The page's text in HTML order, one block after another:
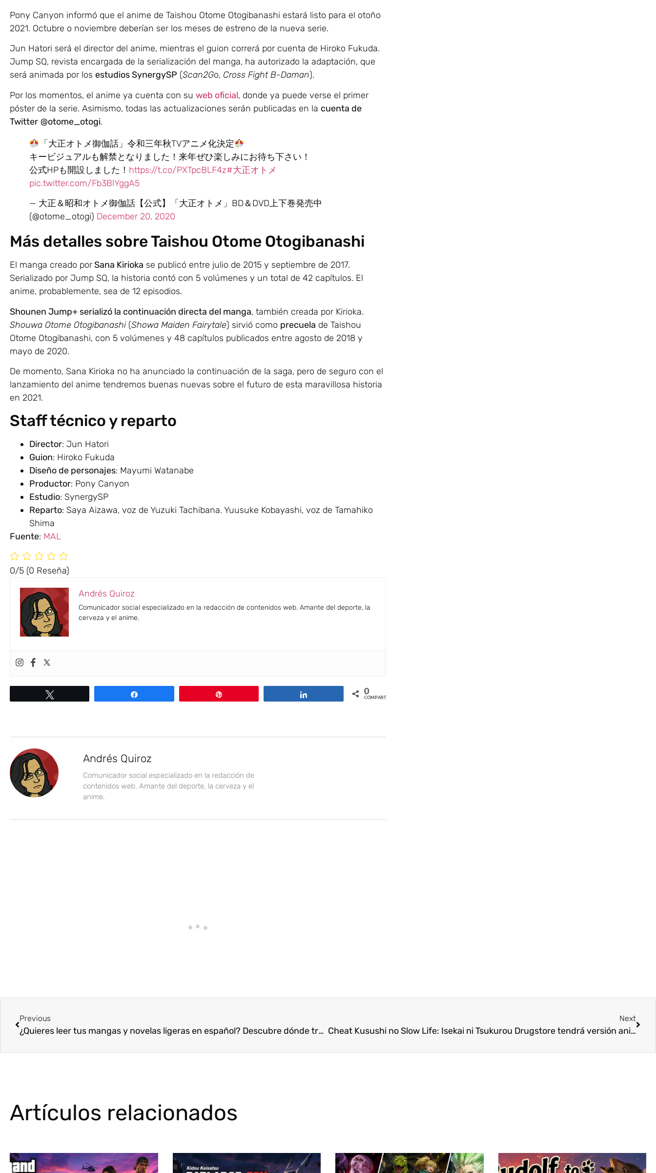
Pony Canyon informó que el anime de Taishou Otome Otogibanashi estará listo para el otoño
2021. Octubre o noviembre deberían ser los meses de estreno de la nueva serie.
Jun Hatori será el director del anime, mientras el guion correrá por cuenta de Hiroko Fukuda.
Jump SQ, revista encargada de la serialización del manga, ha autorizado la adaptación, que
será animada por los estudios SynergySP (Scan2Go, Cross Fight B-Daman).
Por los momentos, el anime ya cuenta con su web oficial, donde ya puede verse el primer
póster de la serie. Asimismo, todas las actualizaciones serán publicadas en la cuenta de
Twitter @otome_otogi.
「大正オトメ御伽話」令和三年秋TVアニメ化決定
キービジュアルも解禁となりました！来年ぜひ楽しみにお待ち下さい！
公式HPも開設しました！ https://t.co/PXTpcBLF4z#大正オトメ
pic.twitter.com/Fb3BlYggA5
— 大正＆昭和オトメ御伽話【公式】「大正オトメ」BD＆DVD上下巻発売中
(@otome_otogi) December 20, 2020
Más detalles sobre Taishou Otome Otogibanashi
El manga creado por Sana Kirioka se publicó entre julio de 2015 y septiembre de 2017.
Serializado por Jump SQ, la historia contó con 5 volúmenes y un total de 42 capítulos. El
anime, probablemente, sea de 12 episodios.
Shounen Jump+ serializó la continuación directa del manga, también creada por Kirioka.
Shouwa Otome Otogibanashi(Showa Maiden Fairytale) sirvió como precuela de Taishou
Otome Otogibanashi, con 5 volúmenes y 48 capítulos publicados entre agosto de 2018 y
mayo de 2020.
De momento, Sana Kirioka no ha anunciado la continuación de la saga, pero de seguro con el
lanzamiento del anime tendremos buenas nuevas sobre el futuro de esta maravillosa historia
en 2021.
Staff técnico y reparto
Director: Jun Hatori
Guion: Hiroko Fukuda
Diseño de personajes: Mayumi Watanabe
Productor: Pony Canyon
Estudio: SynergySP
Reparto: Saya Aizawa, voz de Yuzuki Tachibana. Yuusuke Kobayashi, voz de Tamahiko
Shima
Fuente: MAL
0/5 (0 Reseña)
Andrés Quiroz
Comunicador social especializado en la redacción de contenidos web. Amante del deporte, la
cerveza y el anime.
0
COMPARTIR
Andrés Quiroz
Comunicador social especializado en la redacción de
contenidos web. Amante del deporte, la cerveza y el
anime.
Previous
¿Quieres leer tus mangas y novelas ligeras en español? Descubre dónde traducir japonés
Next
Cheat Kusushi no Slow Life: Isekai ni Tsukurou Drugstore tendrá versión anime
Artículos relacionados